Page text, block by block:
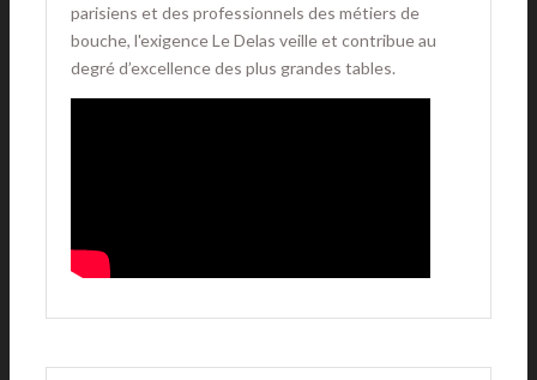
parisiens et des professionnels des métiers de
bouche, l'exigence Le Delas veille et contribue au
degré d’excellence des plus grandes tables.